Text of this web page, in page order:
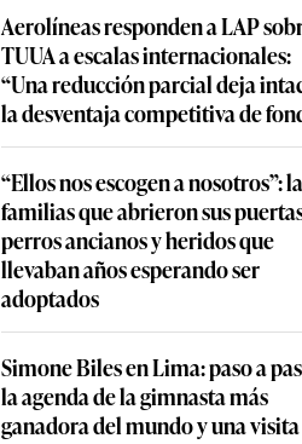
Aerolíneas responden a LAP
TUUA a escalas internacionales:
“Una reducción parcial deja
la desventaja competitiva de
“Ellos nos escogen a nosotros”:
familias que abrieron sus
perros ancianos y heridos que
llevaban años esperando ser
adoptados
Simone Biles en Lima: paso a
la agenda de la gimnasta más
ganadora del mundo y una visita